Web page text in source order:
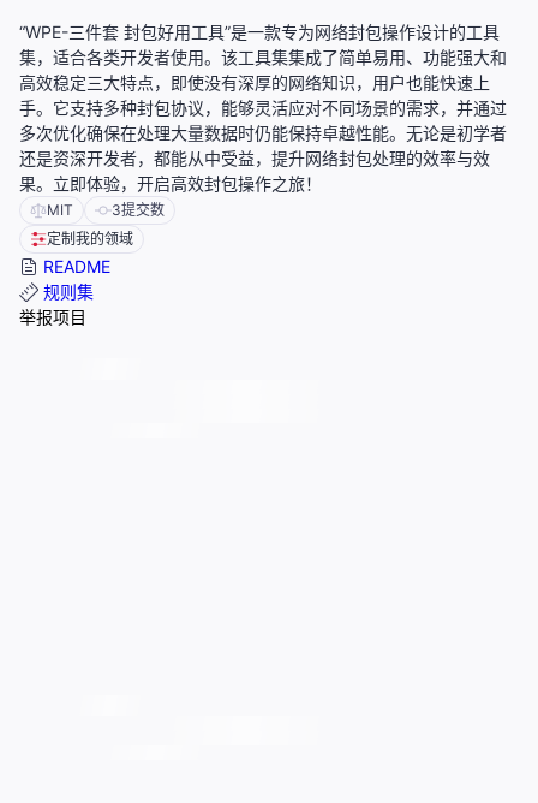
“WPE-三件套 封包好用工具”是一款专为网络封包操作设计的工具
集，适合各类开发者使用。该工具集集成了简单易用、功能强大和
高效稳定三大特点，即使没有深厚的网络知识，用户也能快速上
手。它支持多种封包协议，能够灵活应对不同场景的需求，并通过
多次优化确保在处理大量数据时仍能保持卓越性能。无论是初学者
还是资深开发者，都能从中受益，提升网络封包处理的效率与效
果。立即体验，开启高效封包操作之旅！
MIT 3提交数
定制我的领域
README
规则集
举报项目